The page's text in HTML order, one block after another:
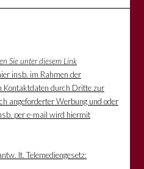
Sie unter diesem Link
insb. im Rahmen der
Kontaktdaten durch Dritte zur
angeforderter Werbung und oder
per e-mail wird hiermit
lt. Telemediengesetz: